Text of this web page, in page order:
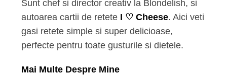
Sunt chef si director creativ la Blondelish, si
autoarea cartii de retete I ♡ Cheese. Aici veti
gasi retete simple si super delicioase,
perfecte pentru toate gusturile si dietele.
Mai Multe Despre Mine